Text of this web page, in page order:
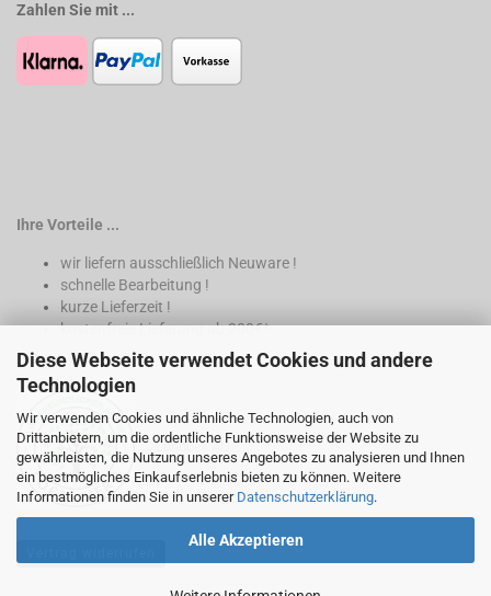
Diese Webseite verwendet Cookies und andere
Technologien
Wir verwenden Cookies und ähnliche Technologien, auch von
Drittanbietern, um die ordentliche Funktionsweise der Website zu
gewährleisten, die Nutzung unseres Angebotes zu analysieren und Ihnen
ein bestmögliches Einkaufserlebnis bieten zu können. Weitere
Informationen finden Sie in unserer Datenschutzerklärung.
Alle Akzeptieren
Zahlen Sie mit ...
Ihre Vorteile ...
wir liefern ausschließlich Neuware !
schnelle Bearbeitung !
kurze Lieferzeit !
kostenfreie Lieferung ab 200€*
* nur innerhalb Deutschland